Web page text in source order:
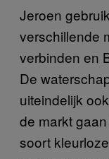
Jeroen
verschillende
verbinden en
De
uiteindelijk
de markt
soort